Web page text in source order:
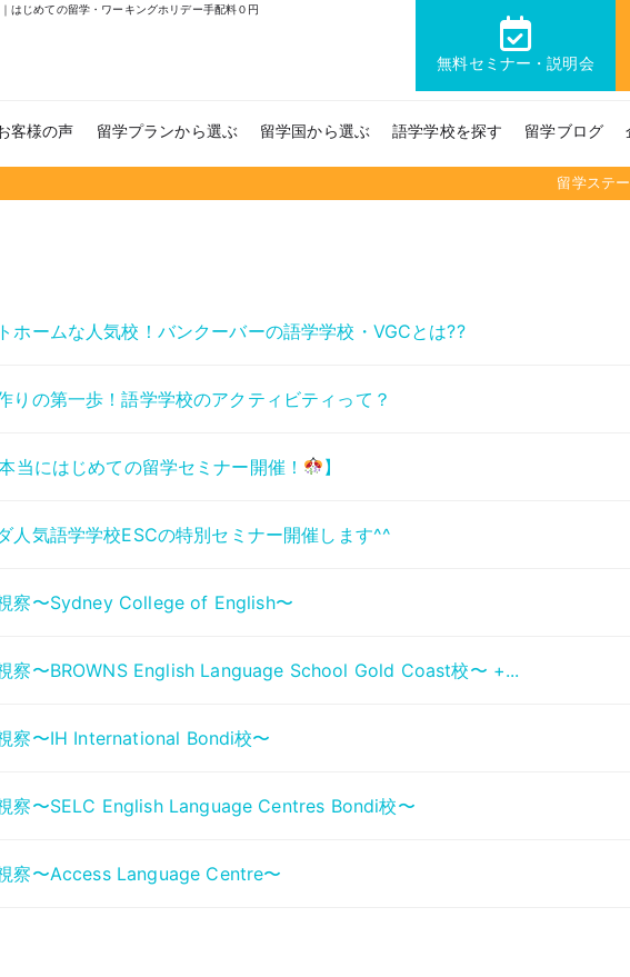
はじめての留学・ワーキングホリデー手配料０円
無料セミナー・説明会
客様の声 留学プランから選ぶ 留学国から選ぶ 語学学校を探す 留学ブログ
留学ステ
ホームな人気校！バンクーバーの語学学校・VGCとは??
りの第一歩！語学学校のアクティビティって？
当にはじめての留学セミナー開催！ 】
人気語学学校ESCの特別セミナー開催します^^
察〜Sydney College of English〜
察〜BROWNS English Language School Gold Coast校〜 +...
察〜IH International Bondi校〜
察〜SELC English Language Centres Bondi校〜
察〜Access Language Centre〜